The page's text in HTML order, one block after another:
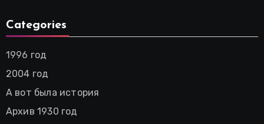
Categories
1996 год
2004 год
А вот была история
Архив 1930 год